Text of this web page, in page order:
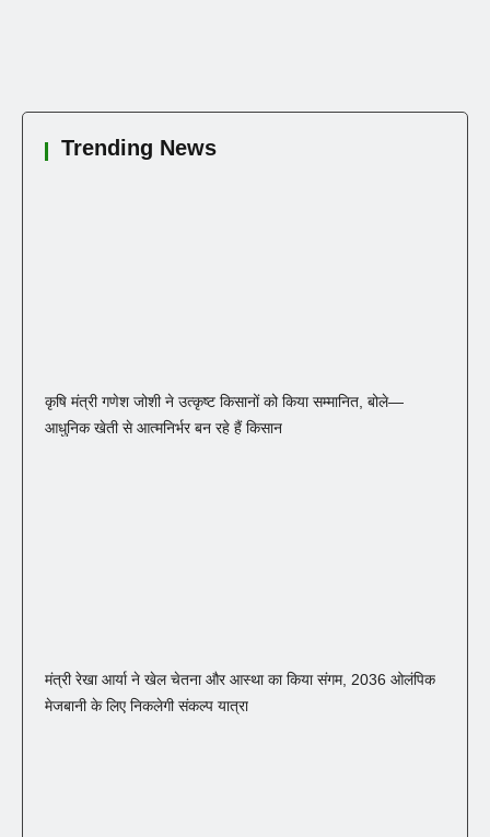
Trending News
कृषि मंत्री गणेश जोशी ने उत्कृष्ट किसानों को किया सम्मानित, बोले—
आधुनिक खेती से आत्मनिर्भर बन रहे हैं किसान
मंत्री रेखा आर्या ने खेल चेतना और आस्था का किया संगम, 2036 ओलंपिक
मेजबानी के लिए निकलेगी संकल्प यात्रा